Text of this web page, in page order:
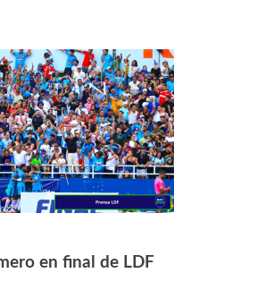
en final de LDF